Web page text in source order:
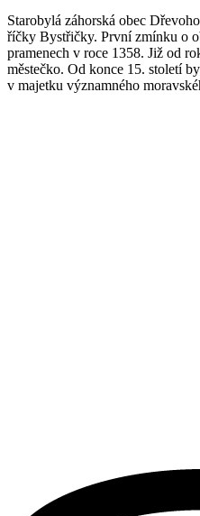
Starobylá záhorská obec
říčky Bystřičky. První zmínku o
pramenech v roce 1358. Již od
městečko. Od konce 15. století
v majetku významného